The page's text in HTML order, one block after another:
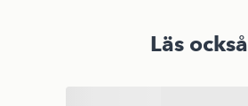
Läs också